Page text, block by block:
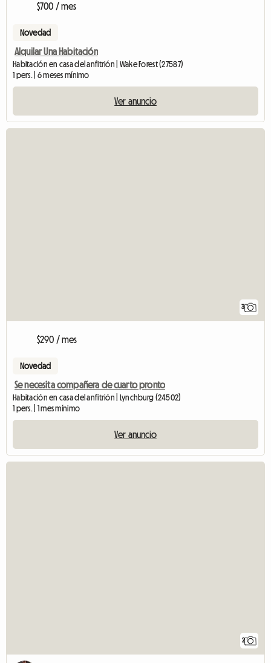
$700 / mes
Novedad
Alquilar Una Habitación
Habitación en casa del anfitrión | Wake Forest (27587)
1 pers. | 6 meses mínimo
Ver anuncio
3
$290 / mes
Novedad
Se necesita compañera de cuarto pronto
Habitación en casa del anfitrión | Lynchburg (24502)
1 pers. | 1 mes mínimo
Ver anuncio
2